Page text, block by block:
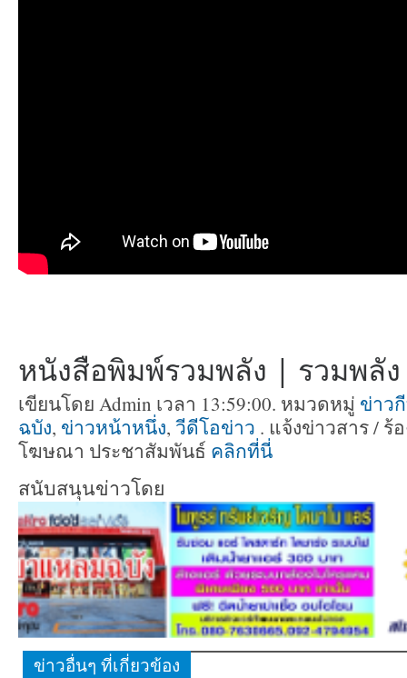
หนังสือพิมพ์รวมพลัง | รวมพลั
เขียนโดย Admin เวลา 13:59:00. หมวดหมู่ ข่าว
ฉบัง, ข่าวหน้าหนึ่ง, วีดีโอข่าว . แจ้งข่าวสาร /
โฆษณา ประชาสัมพันธ์ คลิกที่นี่
สนับสนุนข่าวโดย
ข่าวอื่นๆ ที่เกี่ยวข้อง